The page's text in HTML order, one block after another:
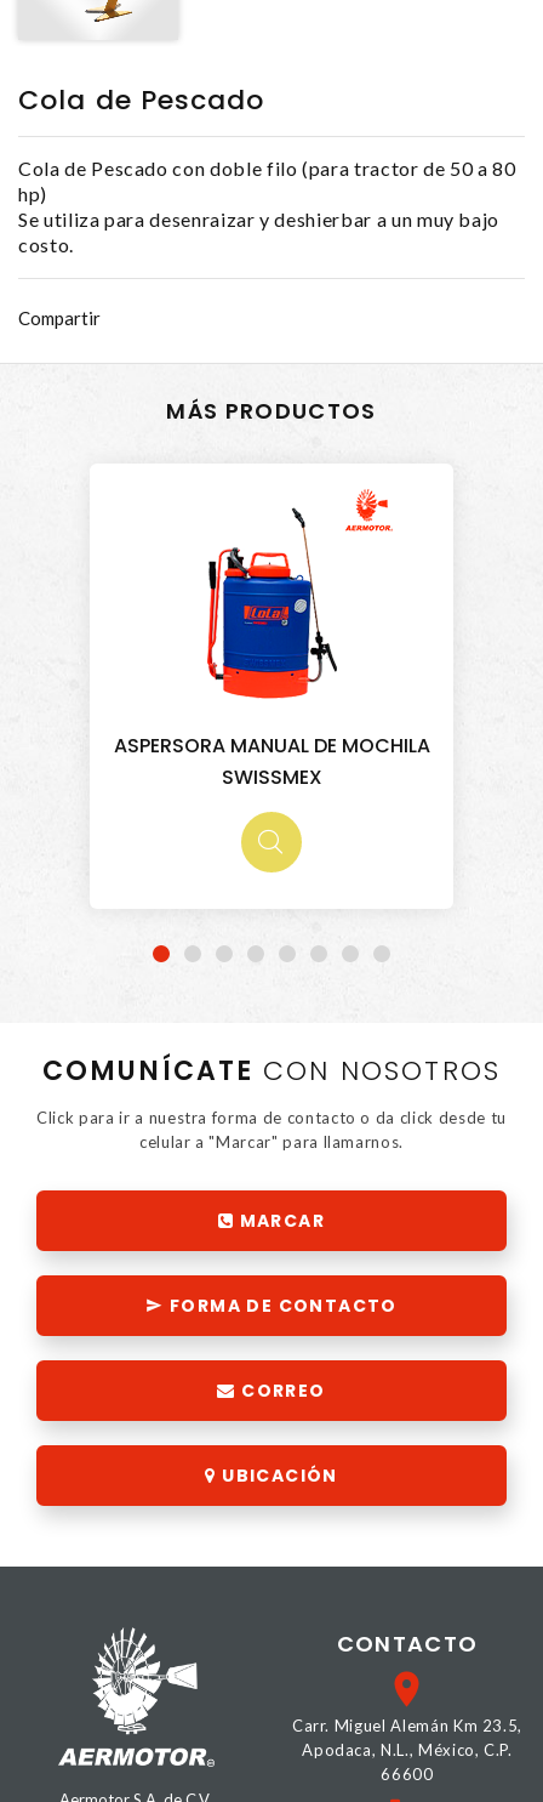
Cola de Pescado
Cola de Pescado con doble filo (para tractor de 50 a 80
hp)
Se utiliza para desenraizar y deshierbar a un muy bajo
costo.
Compartir
MÁS PRODUCTOS
ASPERSORA MANUAL DE MOCHILA
SWISSMEX
COMUNÍCATE CON NOSOTROS
Click para ir a nuestra forma de contacto o da click desde tu
celular a "Marcar" para llamarnos.
MARCAR
FORMA DE CONTACTO
CORREO
UBICACIÓN
CONTACTO
Carr. Miguel Alemán Km 23.5,
Apodaca, N.L., México, C.P.
66600